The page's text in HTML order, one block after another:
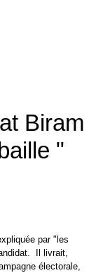
Biram
"
par "les
Il livrait,
électorale,